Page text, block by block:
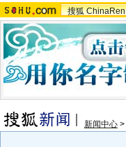
搜狐 ChinaRen
新闻中心 >